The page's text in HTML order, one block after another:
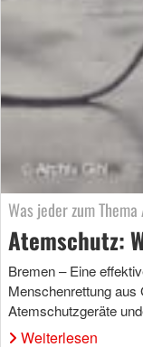
Was jeder zum
Atemschutz:
Bremen – Eine
Menschenrettung aus
Atemschutzgeräte
Weiterlesen